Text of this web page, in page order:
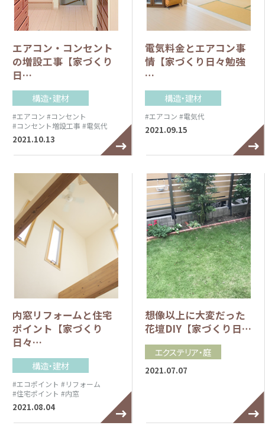
エアコン・コンセント
の増設工事【家づくり
日…
構造・建材
#エアコン #コンセント
#コンセント増設工事 #電気代
2021.10.13
電気料金とエアコン事
情【家づくり日々勉強
…
構造・建材
#エアコン #電気代
2021.09.15
内窓リフォームと住宅
ポイント【家づくり
日々…
構造・建材
#エコポイント #リフォーム
#住宅ポイント #内窓
2021.08.04
想像以上に大変だった
花壇DIY【家づくり日…
エクステリア・庭
2021.07.07